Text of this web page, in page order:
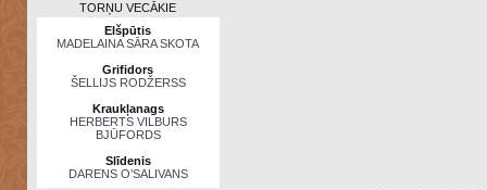
TORŅU VECĀKIE
Elšpūtis
MADELAINA SĀRA SKOTA
Grifidors
ŠELLIJS RODŽERSS
Kraukļanags
HERBERTS VILBURS
BJŪFORDS
Slīdenis
DARENS O’SALIVANS